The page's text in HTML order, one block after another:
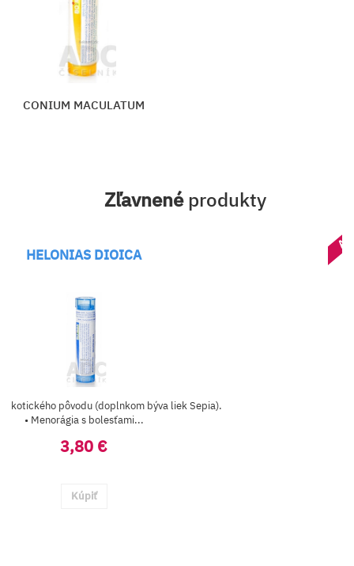
CONIUM MACULATUM
Zľavnenéprodukty
HELONIAS DIOICA
pôvodu (doplnkom býva liek Sepia).
• Menorágia s bolesťami...
3,80 €
Kúpiť